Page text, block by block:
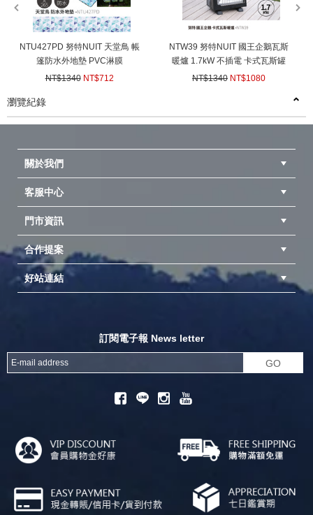
NTU427PD 努特NUIT 天堂鳥 帳
篷防水外地墊 PVC淋膜
270X270帳棚內墊 防潮地墊 沙
NT$1340 NT$712
NTW39 努特NUIT 國王企鵝瓦斯
暖爐 1.7kW 不插電 卡式瓦斯罐
便攜式 攜帶式 電子點火 取暖烤
NT$1340 NT$1080
prev next
瀏覽紀錄
prev
next
關於我們
客服中心
門市資訊
合作提案
異業合作
專案採購
成為供應商
好站連結
訂閱電子報 News letter
GO